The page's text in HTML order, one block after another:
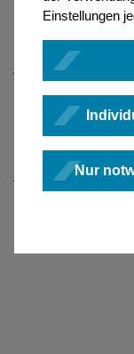
Einstellungen
Nur
Kontaktgrund*
Bitte auswählen
Betreff*